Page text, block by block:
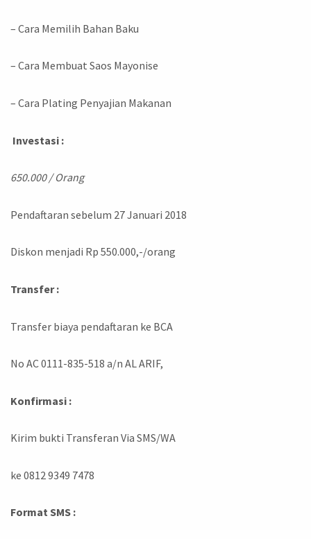
– Cara Memilih Bahan Baku
– Cara Membuat Saos Mayonise
– Cara Plating Penyajian Makanan
Investasi :
650.000 / Orang
Pendaftaran sebelum 27 Januari 2018
Diskon menjadi Rp 550.000,-/orang
Transfer :
Transfer biaya pendaftaran ke BCA
No AC 0111-835-518 a/n AL ARIF,
Konfirmasi :
Kirim bukti Transferan Via SMS/WA
ke 0812 9349 7478
Format SMS :